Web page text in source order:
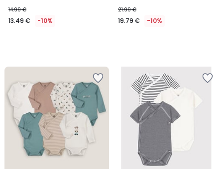
14.99 €
13.49 € -10%
21.99 €
19.79 € -10%